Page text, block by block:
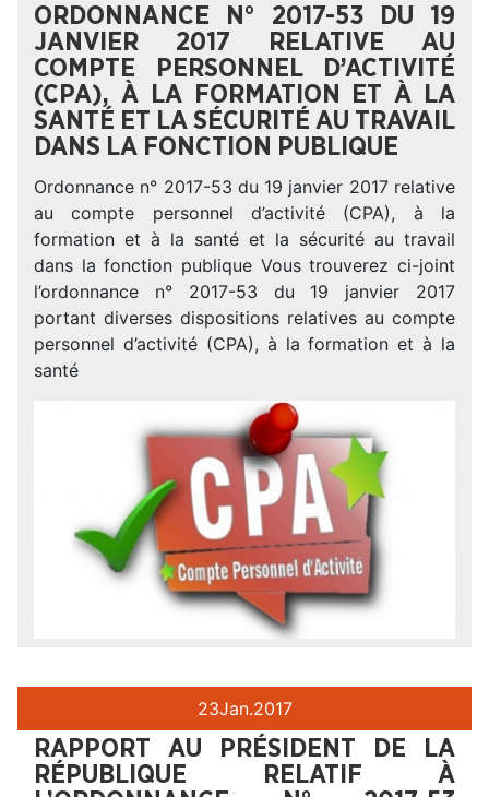
ORDONNANCE N° 2017-53 DU 19
JANVIER 2017 RELATIVE AU
COMPTE PERSONNEL D’ACTIVITÉ
(CPA), À LA FORMATION ET À LA
SANTÉ ET LA SÉCURITÉ AU TRAVAIL
DANS LA FONCTION PUBLIQUE
Ordonnance n° 2017-53 du 19 janvier 2017 relative
au compte personnel d’activité (CPA), à la
formation et à la santé et la sécurité au travail
dans la fonction publique Vous trouverez ci-joint
l’ordonnance n° 2017-53 du 19 janvier 2017
portant diverses dispositions relatives au compte
personnel d’activité (CPA), à la formation et à la
santé
23Jan.2017
RAPPORT AU PRÉSIDENT DE LA
RÉPUBLIQUE RELATIF À